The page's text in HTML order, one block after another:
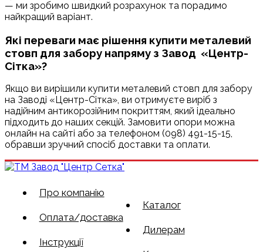
— ми зробимо швидкий розрахунок та порадимо
найкращий варіант.
Які переваги має рішення купити металевий
стовп для забору напряму з Завод «Центр-
Сітка»?
Якщо ви вирішили купити металевий стовп для забору
на Заводі «Центр-Сітка», ви отримуєте виріб з
надійним антикорозійним покриттям, який ідеально
підходить до наших секцій. Замовити опори можна
онлайн на сайті або за телефоном (098) 491-15-15,
обравши зручний спосіб доставки та оплати.
Про компанію
Каталог
Оплата/доставка
Дилерам
Інструкції